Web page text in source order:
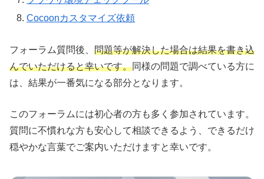
Cocoonカスタマイズ依頼
フォーラム質問後、 問題等が解決した場合は結果を書き込
んでいただけると幸いです。同様の問題で調べている方に
は、結果が一番気になる部分となります。
このフォーラムには初心者の方も多く参加されています。
質問に不慣れな方も安心して相談できるよう、できるだけ
穏やかな言葉でご案内いただけますと幸いです。